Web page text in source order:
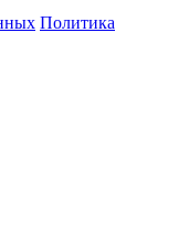
Политика